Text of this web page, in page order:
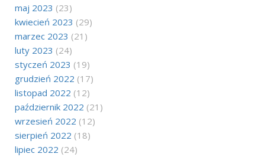
maj 2023 (23)
kwiecień 2023 (29)
marzec 2023 (21)
luty 2023 (24)
styczeń 2023 (19)
grudzień 2022 (17)
listopad 2022 (12)
październik 2022 (21)
wrzesień 2022 (12)
sierpień 2022 (18)
lipiec 2022 (24)